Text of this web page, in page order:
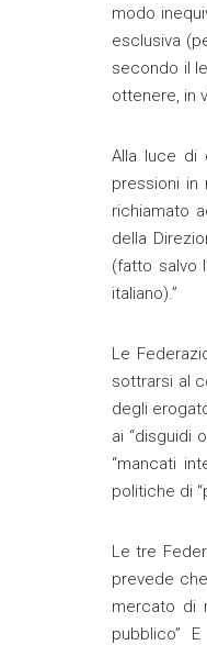
modo
esclusiva
secondo il
ottenere, in
Alla luce di
pressioni in
richiamato
della
(fatto salvo
italiano).”
Le
sottrarsi al
degli
ai “disguidi
“mancati
politiche di
Le tre
prevede
mercato di
pubblico”